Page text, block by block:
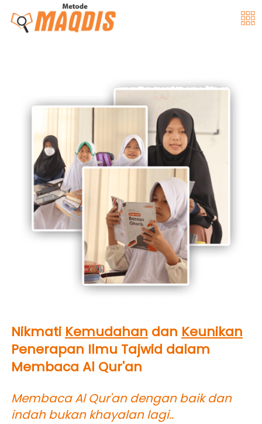
Nikmati Kemudahan dan Keunikan
Penerapan Ilmu Tajwid dalam
Membaca Al Qur'an
Membaca Al Qur'an dengan baik dan
indah bukan khayalan lagi..